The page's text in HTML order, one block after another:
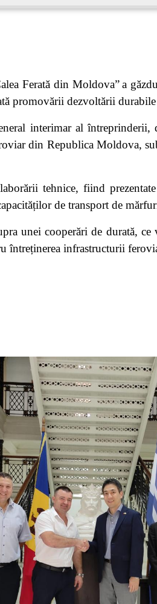
Ferată din Moldova” a
promovării dezvoltării
interimar al
din Republica Moldova,
tehnice, fiind
de transport de
unei cooperări de durată, ce
întreținerea infrastructurii